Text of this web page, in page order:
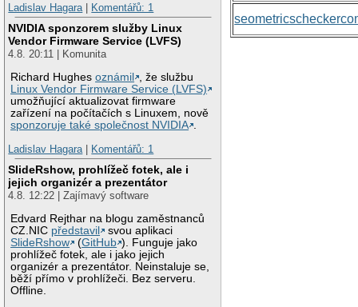
Ladislav Hagara
Komentářů: 1
NVIDIA sponzorem služby Linux
Vendor Firmware Service (LVFS)
4.8. 20:11 | Komunita
Richard Hughesoznámil
, že službu
Linux Vendor Firmware Service (LVFS)
umožňující aktualizovat firmware
zařízení na počítačích s Linuxem, nově
sponzoruje také společnost NVIDIA .
Ladislav Hagara | Komentářů: 1
SlideRshow, prohlížeč fotek, ale i
jejich organizér a prezentátor
4.8. 12:22 | Zajímavý software
Edvard Rejthar na blogu zaměstnanců
CZ.NIC představil
svou aplikaci
SlideRshow
(GitHub ). Funguje jako
prohlížeč fotek, ale i jako jejich
organizér a prezentátor. Neinstaluje se,
běží přímo v prohlížeči. Bez serveru.
Offline.